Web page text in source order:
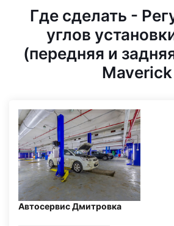
Где сделать -
углов
(передняя и
Maverick
Автосервис Дмитровка